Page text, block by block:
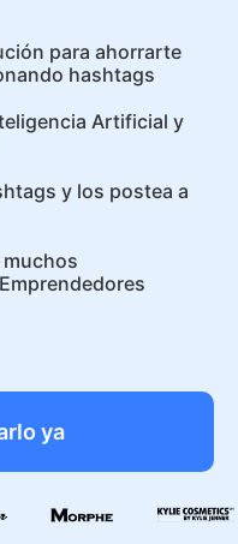
para ahorrarte
hashtags
Artificial y
y los postea a
ya